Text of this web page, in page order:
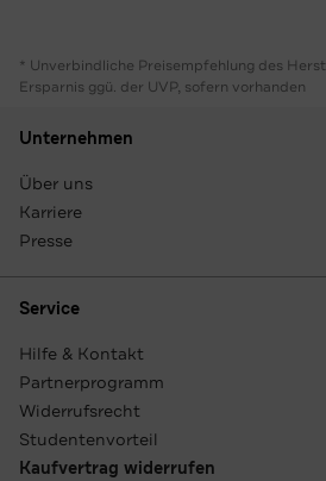
* Unverbindliche Preisempfehlung des
Ersparnis ggü. der UVP, sofern vorhanden
Unternehmen
Über uns
Karriere
Presse
Service
Hilfe & Kontakt
Partnerprogramm
Widerrufsrecht
Studentenvorteil
Kaufvertrag widerrufen